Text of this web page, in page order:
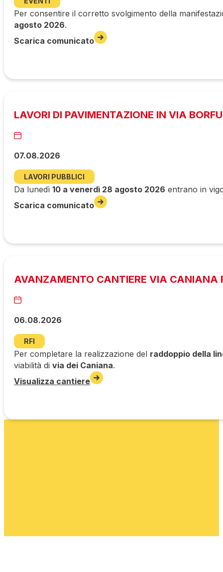
Per consentire il corretto svolgimento della
agosto 2026.
Scarica comunicato
LAVORI DI PAVIMENTAZIONE IN VIA
07.08.2026
LAVORI PUBBLICI
Da lunedì 10 a venerdì 28 agosto 2026 entrano in
Scarica comunicato
AVANZAMENTO CANTIERE VIA CANIANA
06.08.2026
RFI
Per completare la realizzazione del raddoppio della
viabilità di via dei Caniana.
Visualizza cantiere